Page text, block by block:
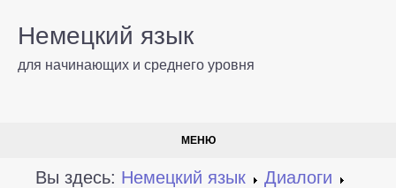
Немецкий язык
для начинающих и среднего уровня
МЕНЮ
Вы здесь: Немецкий язык Диалоги